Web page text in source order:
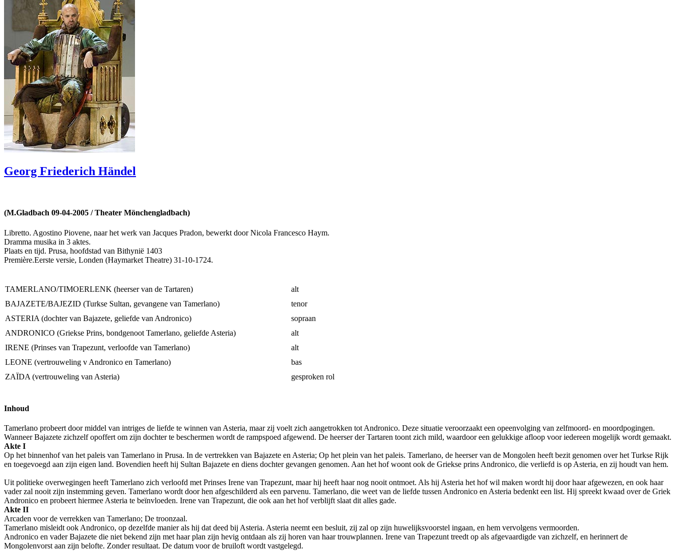
Georg Friederich Händel
(M.Gladbach 09-04-2005 / Theater Mönchengladbach)
Libretto. Agostino Piovene, naar het werk van Jacques Pradon, bewerkt door Nicola Francesco Haym.
Dramma musika in 3 aktes.
Plaats en tijd. Prusa, hoofdstad van Bithynië 1403
Première.Eerste versie, Londen (Haymarket Theatre) 31-10-1724.
TAMERLANO/TIMOERLENK (heerser van de Tartaren)
alt
BAJAZETE/BAJEZID (Turkse Sultan, gevangene van Tamerlano)
tenor
ASTERIA (dochter van Bajazete, geliefde van Andronico)
sopraan
ANDRONICO (Griekse Prins, bondgenoot Tamerlano, geliefde Asteria)
alt
IRENE (Prinses van Trapezunt, verloofde van Tamerlano)
alt
LEONE (vertrouweling v Andronico en Tamerlano)
bas
ZAÏDA (vertrouweling van Asteria)
gesproken rol
Inhoud
Tamerlano probeert door middel van intriges de liefde te winnen van Asteria, maar zij voelt zich aangetrokken tot Andronico. Deze situatie veroorzaakt een opeenvolging van zelfmoord- en moordpogingen.
Wanneer Bajazete zichzelf opoffert om zijn dochter te beschermen wordt de rampspoed afgewend. De heerser der Tartaren toont zich mild, waardoor een gelukkige afloop voor iedereen mogelijk wordt gemaakt.
Akte I
Op het binnenhof van het paleis van Tamerlano in Prusa. In de vertrekken van Bajazete en Asteria; Op het plein van het paleis. Tamerlano, de heerser van de Mongolen heeft bezit genomen over het Turkse Rijk
en toegevoegd aan zijn eigen land. Bovendien heeft hij Sultan Bajazete en diens dochter gevangen genomen. Aan het hof woont ook de Griekse prins Andronico, die verliefd is op Asteria, en zij houdt van hem.
Uit politieke overwegingen heeft Tamerlano zich verloofd met Prinses Irene van Trapezunt, maar hij heeft haar nog nooit ontmoet. Als hij Asteria het hof wil maken wordt hij door haar afgewezen, en ook haar
vader zal nooit zijn instemming geven. Tamerlano wordt door hen afgeschilderd als een parvenu. Tamerlano, die weet van de liefde tussen Andronico en Asteria bedenkt een list. Hij spreekt kwaad over de Griek
Andronico en probeert hiermee Asteria te beïnvloeden. Irene van Trapezunt, die ook aan het hof verblijft slaat dit alles gade.
Akte II
Arcaden voor de verrekken van Tamerlano; De troonzaal.
Tamerlano misleidt ook Andronico, op dezelfde manier als hij dat deed bij Asteria. Asteria neemt een besluit, zij zal op zijn huwelijksvoorstel ingaan, en hem vervolgens vermoorden.
Andronico en vader Bajazete die niet bekend zijn met haar plan zijn hevig ontdaan als zij horen van haar trouwplannen. Irene van Trapezunt treedt op als afgevaardigde van zichzelf, en herinnert de
Mongolenvorst aan zijn belofte. Zonder resultaat. De datum voor de bruiloft wordt vastgelegd.